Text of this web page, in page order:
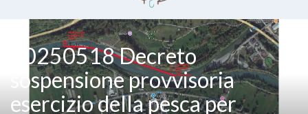
Unione Pesca Sondrio
20250518 Decreto
sospensione provvisoria
esercizio della pesca per